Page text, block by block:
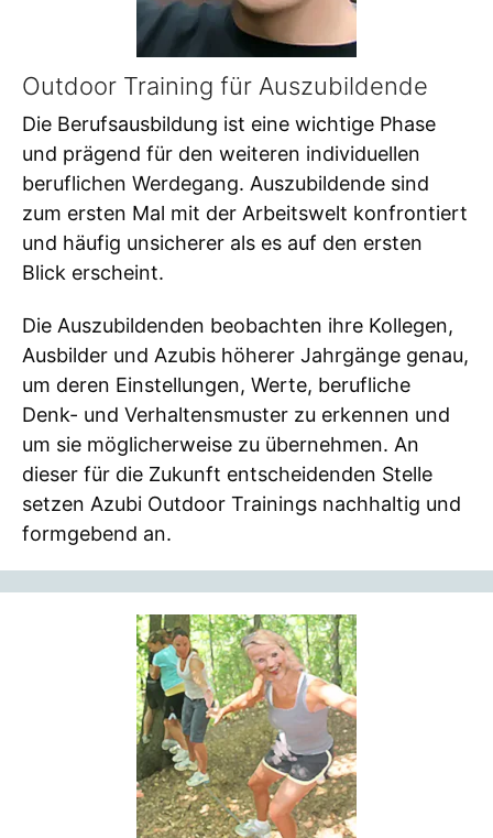
Outdoor Training für Auszubildende
Die Berufsausbildung ist eine wichtige Phase
und prägend für den weiteren individuellen
beruflichen Werdegang. Auszubildende sind
zum ersten Mal mit der Arbeitswelt konfrontiert
und häufig unsicherer als es auf den ersten
Blick erscheint.
Die Auszubildenden beobachten ihre Kollegen,
Ausbilder und Azubis höherer Jahrgänge genau,
um deren Einstellungen, Werte, berufliche
Denk- und Verhaltensmuster zu erkennen und
um sie möglicherweise zu übernehmen. An
dieser für die Zukunft entscheidenden Stelle
setzen Azubi Outdoor Trainings nachhaltig und
formgebend an.